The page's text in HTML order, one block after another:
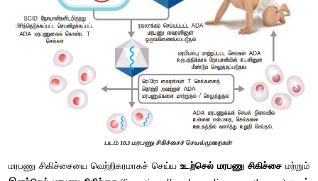
therapy) ஆகியன. இழந்த மரபுப்பொருளை ஈடு செய்ய
டி.என்.ஏவை நுழைத்துச் சரி செய்யும் முறைக்கு மரபணு
என்று பெயர். உணர்தடை மரபணுக்களை (anti-sense genes)
மரபணுவின் வெளிப்பாட்டைத் தடை செய்யும் சிகிச்சைக்கு
சிகிச்சை என்று பெயர்.